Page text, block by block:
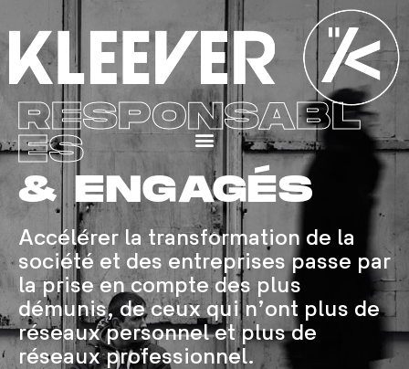
au
contenu
Menu
RESPONSABL
ES
& ENGAGÉS
Accélérer la transformation de la
société et des entreprises passe par
la prise en compte des plus
démunis, de ceux qui n’ont plus de
réseaux personnel et plus de
réseaux professionnel.